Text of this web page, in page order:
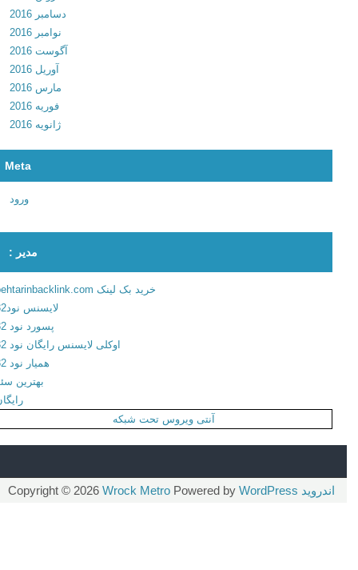
ا
م
ه
ا
خ
ت
ر
گ
ی
ف
ا
ر
دسامبر 2016
نوامبر 2016
آگوست 2016
آوریل 2016
مارس 2016
فوریه 2016
ژانویه 2016
Meta
مدیر :
خرید بک لینک behtarinbacklink.com
لایسنس نود32
پسورد نود 32
اوکلی لایسنس رایگان نود 32
همیار نود 32
بهترین سئو
رایگان
آنتی ویروس تحت شبکه
اندرویدCopyright © 2026
Wrock MetroPowered byWordPress